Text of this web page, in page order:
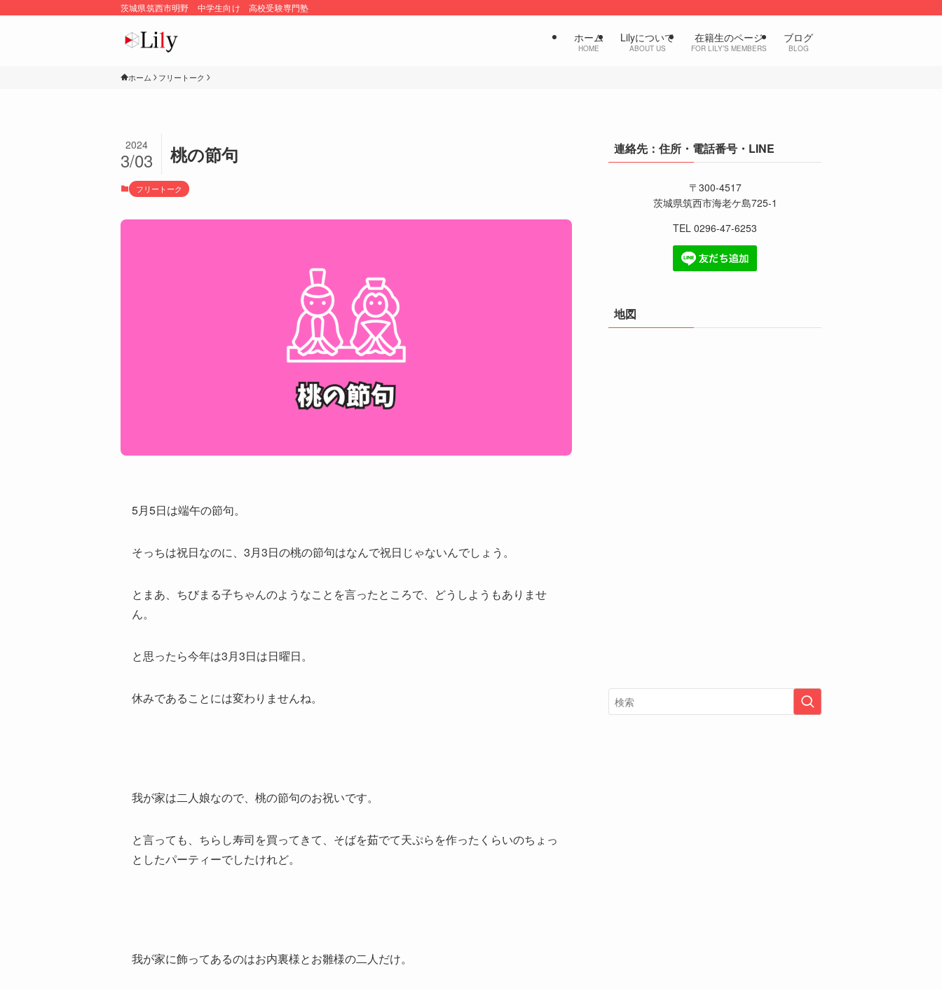
茨城県筑西市明野 中学生向け 高校受験専門塾
ホーム
HOME
Lilyについて
ABOUT US
在籍生のページ
FOR LILY’S MEMBERS
ブログ
BLOG
ホーム フリートーク
桃の節句
2024
3/03
フリートーク
5月5日は端午の節句。
そっちは祝日なのに、3月3日の桃の節句はなんで祝日じゃないんでしょう。
とまあ、ちびまる子ちゃんのようなことを言ったところで、どうしようもありませ
ん。
と思ったら今年は3月3日は日曜日。
休みであることには変わりませんね。
我が家は二人娘なので、桃の節句のお祝いです。
と言っても、ちらし寿司を買ってきて、そばを茹でて天ぷらを作ったくらいのちょっ
としたパーティーでしたけれど。
我が家に飾ってあるのはお内裏様とお雛様の二人だけ。
連絡先：住所・電話番号・LINE
〒300-4517
茨城県筑西市海老ケ島725-1
TEL 0296-47-6253
地図